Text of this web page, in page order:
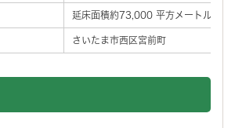
延床面積約73,000 平方メートル
さいたま市西区宮前町